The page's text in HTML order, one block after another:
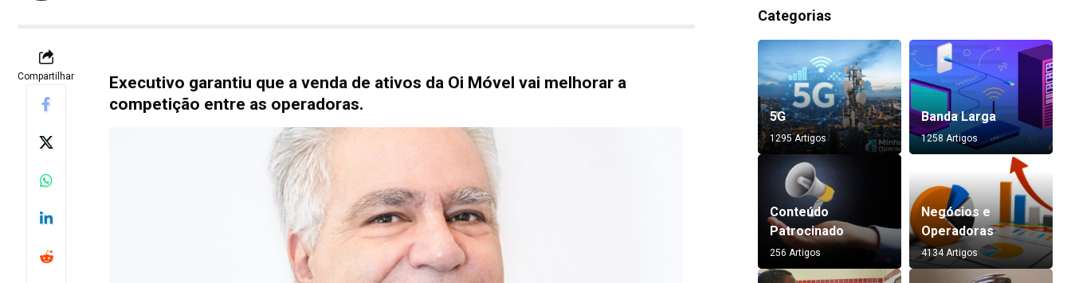
Compartilhar
Executivo garantiu que a venda de ativos da Oi Móvel vai melhorar a
competição entre as operadoras.
Categorias
5G
1295 Artigos
Banda Larga
1258 Artigos
Conteúdo
Patrocinado
256 Artigos
Negócios e
Operadoras
4134 Artigos